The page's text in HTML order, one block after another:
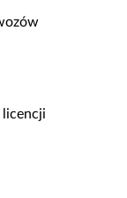
licencji